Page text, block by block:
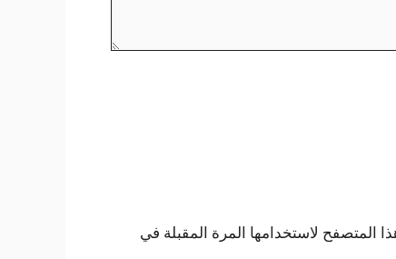
المتصفح لاستخدامها المرة المقبلة في